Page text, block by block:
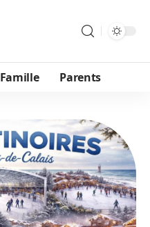
Famille Parents